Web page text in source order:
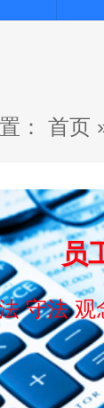
： 首页
员
守法 观